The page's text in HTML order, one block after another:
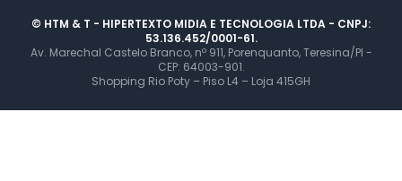
© HTM & T - HIPERTEXTO MIDIA E TECNOLOGIA LTDA - CNPJ:
53.136.452/0001-61.
Av. Marechal Castelo Branco, nº 911, Porenquanto, Teresina/PI -
CEP: 64003-901.
Shopping Rio Poty – Piso L4 – Loja 415GH